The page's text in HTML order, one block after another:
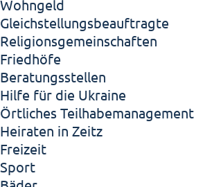
Wohngeld
Gleichstellungsbeauftragte
Religionsgemeinschaften
Friedhöfe
Beratungsstellen
Hilfe für die Ukraine
Örtliches Teilhabemanagement
Heiraten in Zeitz
Freizeit
Sport